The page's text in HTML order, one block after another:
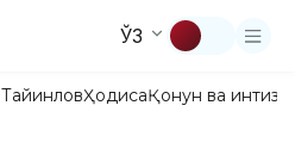
ЎЗ
ТайинловҲодисаҚонун ва